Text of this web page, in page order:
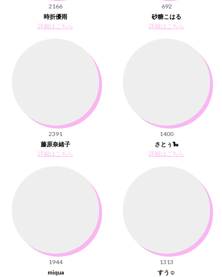
2166
時折優雨
詳細はこちら
692
砂糖こはる
詳細はこちら
2391
藤原奈緒子
詳細はこちら
1400
さとぅ🐍
詳細はこちら
1944
miqua
1313
すう☺︎